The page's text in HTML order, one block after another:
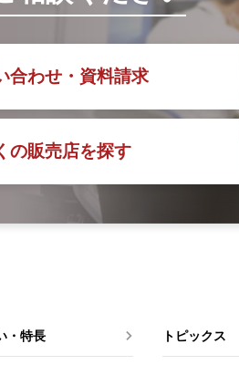
合わせ・資料請求
の販売店を探す
・特長 トピックス